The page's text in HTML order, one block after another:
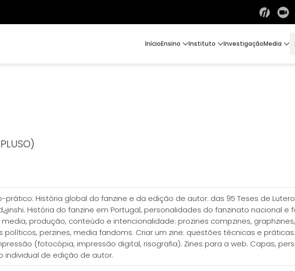
InícioEnsino Instituto InvestigaçãoMedia
prático: História global do fanzine e da edição de autor: das 95 Teses de
História do fanzine em Portugal, personalidades do fanzinato nacional e
produção, conteúdo e intencionalidade: prozines compzines,
políticos, perzines, media fandoms. Criar um zine: questões técnicas e
(fotocópia, impressão digital, risografia). Zines para a web. Capas,
individual de edição de autor.